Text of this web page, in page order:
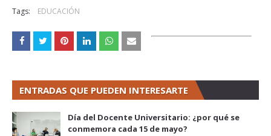
Tags: EDUCACIÓN
ENTRADAS QUE PUEDEN INTERESARTE
Día del Docente Universitario: ¿por qué se
conmemora cada 15 de mayo?